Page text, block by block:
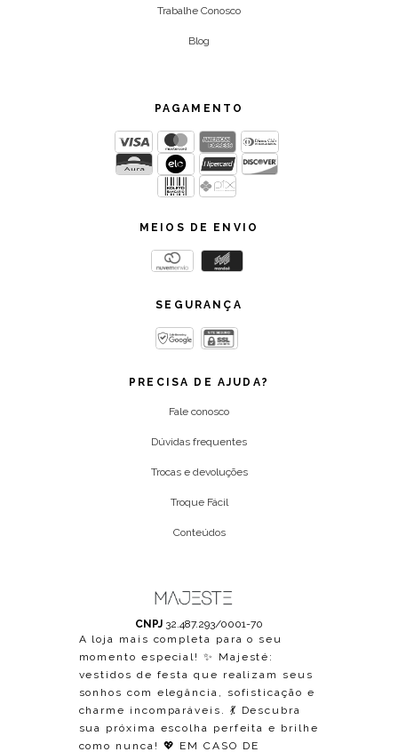
Trabalhe Conosco
Blog
PAGAMENTO
MEIOS DE ENVIO
SEGURANÇA
PRECISA DE AJUDA?
Fale conosco
Dúvidas frequentes
Trocas e devoluções
Troque Fácil
Conteúdos
CNPJ 32.487.293/0001-70
A loja mais completa para o seu
momento especial! ✨ Majesté:
vestidos de festa que realizam seus
sonhos com elegância, sofisticação e
charme incomparáveis. 💃 Descubra
sua próxima escolha perfeita e brilhe
como nunca! 💖 EM CASO DE